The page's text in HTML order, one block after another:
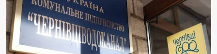
як
підібрати
освітлення
для
стильного
інтер’єру